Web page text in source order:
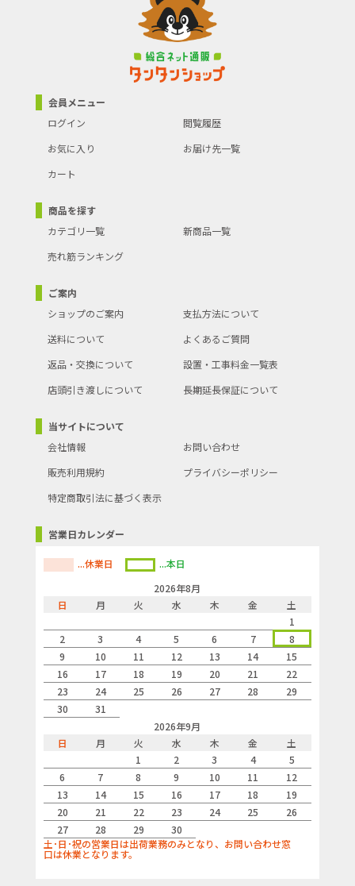
会員メニュー
ログイン
閲覧履歴
お気に入り
お届け先一覧
カート
商品を探す
カテゴリ一覧
新商品一覧
売れ筋ランキング
ご案内
ショップのご案内
支払方法について
送料について
よくあるご質問
返品・交換について
設置・工事料金一覧表
店頭引き渡しについて
長期延長保証について
当サイトについて
会社情報
お問い合わせ
販売利用規約
プライバシーポリシー
特定商取引法に基づく表示
営業日カレンダー
...休業日
...本日
2026年8月
日
月 火 水 木 金
土
1
2
3 4 5 6 7
8
9
10 11 12 13 14
15
16
17 18 19 20 21
22
23
24 25 26 27 28
29
30
31
2026年9月
日
月 火 水 木 金
土
1
2 3 4
5
6
7 8 9 10 11
12
13
14 15 16 17 18
19
20
21 22 23 24 25
26
27
28 29
30
土･日･祝の営業日は出荷業務のみとなり、お問い合わせ窓
口は休業となります。